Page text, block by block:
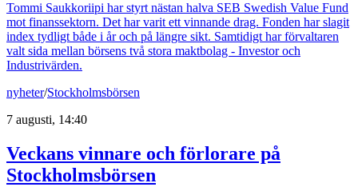
Tommi Saukkoriipi har styrt nästan halva SEB Swedish Value Fund
mot finanssektorn. Det har varit ett vinnande drag. Fonden har slagit
index tydligt både i år och på längre sikt. Samtidigt har förvaltaren
valt sida mellan börsens två stora maktbolag - Investor och
Industrivärden.
nyheter/Stockholmsbörsen
7 augusti, 14:40
Veckans vinnare och förlorare på
Stockholmsbörsen